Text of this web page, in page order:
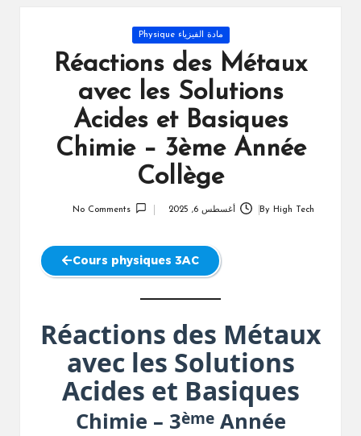
Posted
in
مادة الفيزياء Physique
Réactions des Métaux
avec les Solutions
Acides et Basiques
Chimie – 3ème Année
Collège
By High Tech أغسطس 6, 2025 No Comments
Cours physiques 3AC
Réactions des Métaux
avec les Solutions
Acides et Basiques
Chimie – 3èmeAnnée